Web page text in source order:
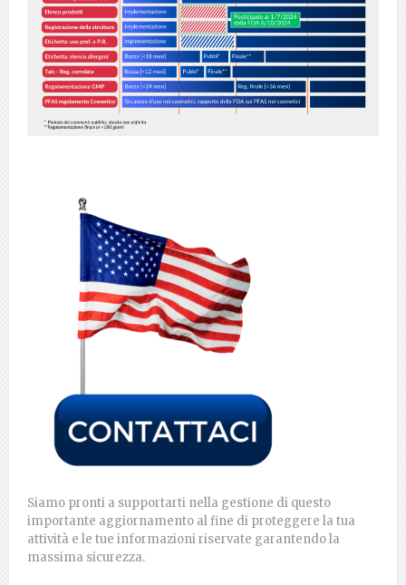
Siamo pronti a supportarti nella gestione di questo
importante aggiornamento al fine di proteggere la tua
attività e le tue informazioni riservate garantendo la
massima sicurezza.